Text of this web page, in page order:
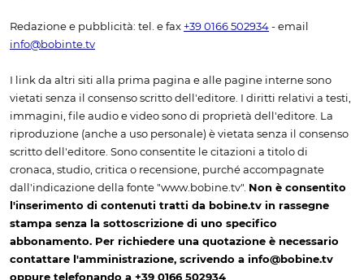
Redazione e pubblicità: tel. e fax +39 0166 502934 - email
info@bobinte.tv
I link da altri siti alla prima pagina e alle pagine interne sono
vietati senza il consenso scritto dell'editore. I diritti relativi a testi,
immagini, file audio e video sono di proprietà dell'editore. La
riproduzione (anche a uso personale) è vietata senza il consenso
scritto dell'editore. Sono consentite le citazioni a titolo di
cronaca, studio, critica o recensione, purché accompagnate
dall'indicazione della fonte "www.bobine.tv". Non è consentito
l'inserimento di contenuti tratti da bobine.tv in rassegne
stampa senza la sottoscrizione di uno specifico
abbonamento. Per richiedere una quotazione è necessario
contattare l'amministrazione, scrivendo a info@bobine.tv
oppure telefonando a +39 0166 502934